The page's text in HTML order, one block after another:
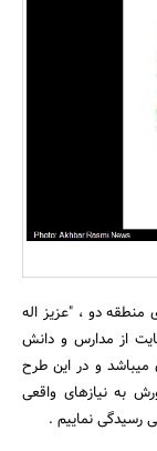
منطقه دو ، "عزیز اله
از مدارس و دانش
میباشد و در این طرح
به نیازهای واقعی
رسیدگی نماییم .